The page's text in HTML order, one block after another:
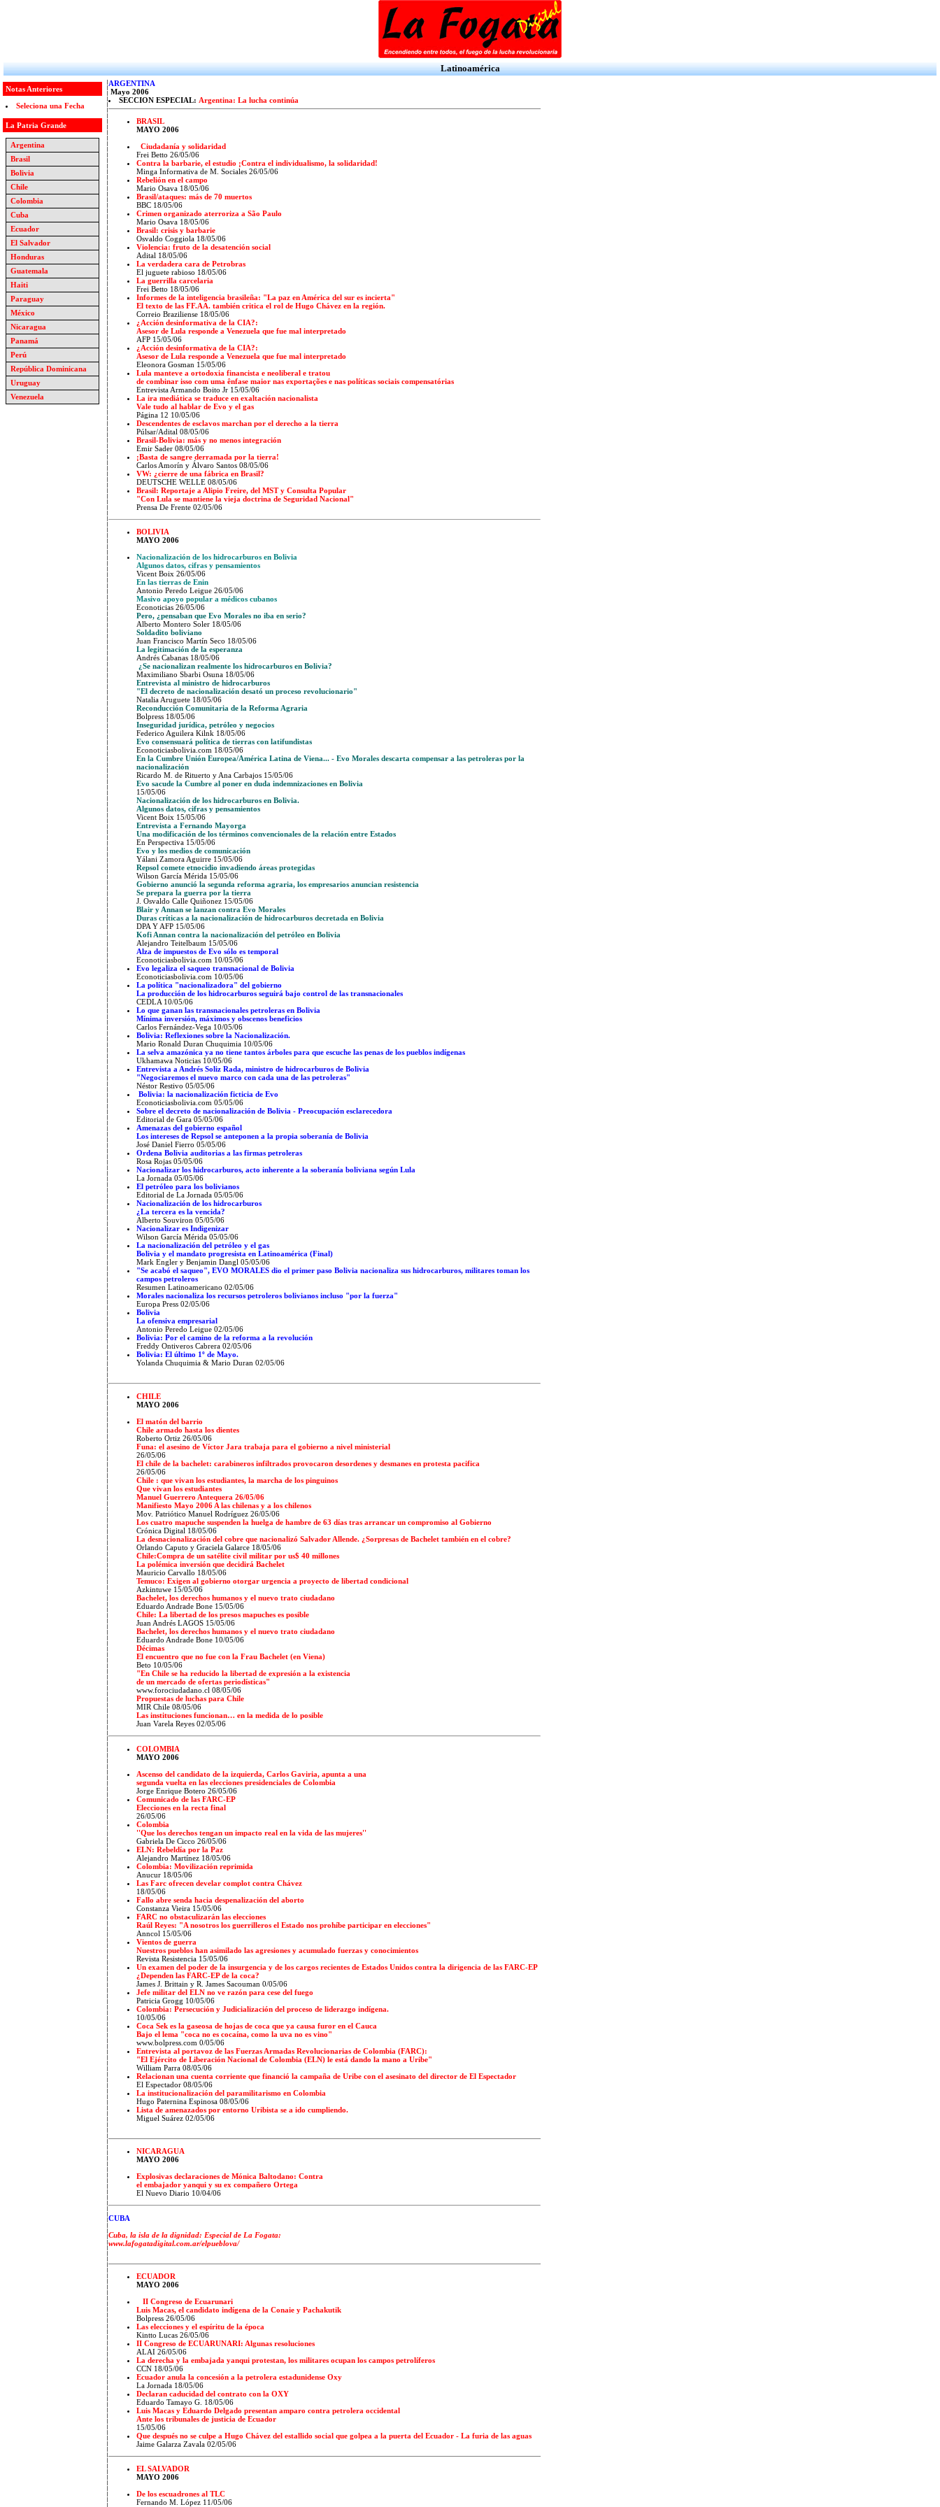
Latinoamérica
Notas Anteriores
Seleciona una Fecha
La Patria Grande
Argentina
Brasil
Bolivia
Chile
Colombia
Cuba
Ecuador
El Salvador
Honduras
Guatemala
Haiti
Paraguay
México
Nicaragua
Panamá
Perú
República Dominicana
Uruguay
Venezuela
ARGENTINA
Mayo 2006
SECCION ESPECIAL: Argentina: La lucha continúa
BRASIL
MAYO 2006
Ciudadanía y solidaridad
Frei Betto 26/05/06
Contra la barbarie, el estudio ¡Contra el individualismo, la solidaridad!
Minga Informativa de M. Sociales 26/05/06
Rebelión en el campo
Mario Osava 18/05/06
Brasil/ataques: más de 70 muertos
BBC 18/05/06
Crimen organizado aterroriza a São Paulo
Mario Osava 18/05/06
Brasil: crisis y barbarie
Osvaldo Coggiola 18/05/06
Violencia: fruto de la desatención social
Adital 18/05/06
La verdadera cara de Petrobras
El juguete rabioso 18/05/06
La guerrilla carcelaria
Frei Betto 18/05/06
Informes de la inteligencia brasileña: "La paz en América del sur es incierta"
El texto de las FF.AA. también critica el rol de Hugo Chávez en la región.
Correio Braziliense 18/05/06
¿Acción desinformativa de la CIA?:
Asesor de Lula responde a Venezuela que fue mal interpretado
AFP 15/05/06
¿Acción desinformativa de la CIA?:
Asesor de Lula responde a Venezuela que fue mal interpretado
Eleonora Gosman 15/05/06
Lula manteve a ortodoxia financista e neoliberal e tratou
de combinar isso com uma ênfase maior nas exportações e nas políticas sociais compensatórias
Entrevista Armando Boito Jr 15/05/06
La ira mediática se traduce en exaltación nacionalista
Vale tudo al hablar de Evo y el gas
Página 12 10/05/06
Descendentes de esclavos marchan por el derecho a la tierra
Púlsar/Adital 08/05/06
Brasil-Bolivia: más y no menos integración
Emir Sader 08/05/06
¡Basta de sangre derramada por la tierra!
Carlos Amorín y Álvaro Santos 08/05/06
VW: ¿cierre de una fábrica en Brasil?
DEUTSCHE WELLE 08/05/06
Brasil: Reportaje a Alipio Freire, del MST y Consulta Popular
"Con Lula se mantiene la vieja doctrina de Seguridad Nacional"
Prensa De Frente 02/05/06
BOLIVIA
MAYO 2006
Nacionalización de los hidrocarburos en Bolivia
Algunos datos, cifras y pensamientos
Vicent Boix 26/05/06
En las tierras de Enin
Antonio Peredo Leigue 26/05/06
Masivo apoyo popular a médicos cubanos
Econoticias 26/05/06
Pero, ¿pensaban que Evo Morales no iba en serio?
Alberto Montero Soler 18/05/06
Soldadito boliviano
Juan Francisco Martín Seco 18/05/06
La legitimación de la esperanza
Andrés Cabanas 18/05/06
¿Se nacionalizan realmente los hidrocarburos en Bolivia?
Maximiliano Sbarbi Osuna 18/05/06
Entrevista al ministro de hidrocarburos
"El decreto de nacionalización desató un proceso revolucionario"
Natalia Aruguete 18/05/06
Reconducción Comunitaria de la Reforma Agraria
Bolpress 18/05/06
Inseguridad jurídica, petróleo y negocios
Federico Aguilera Kilnk 18/05/06
Evo consensuará política de tierras con latifundistas
Econoticiasbolivia.com 18/05/06
En la Cumbre Unión Europea/América Latina de Viena... - Evo Morales descarta compensar a las petroleras por la
nacionalización
Ricardo M. de Rituerto y Ana Carbajos 15/05/06
Evo sacude la Cumbre al poner en duda indemnizaciones en Bolivia
15/05/06
Nacionalización de los hidrocarburos en Bolivia.
Algunos datos, cifras y pensamientos
Vicent Boix 15/05/06
Entrevista a Fernando Mayorga
Una modificación de los términos convencionales de la relación entre Estados
En Perspectiva 15/05/06
Evo y los medios de comunicación
Yálani Zamora Aguirre 15/05/06
Repsol comete etnocidio invadiendo áreas protegidas
Wilson García Mérida 15/05/06
Gobierno anunció la segunda reforma agraria, los empresarios anuncian resistencia
Se prepara la guerra por la tierra
J. Osvaldo Calle Quiñonez 15/05/06
Blair y Annan se lanzan contra Evo Morales
Duras críticas a la nacionalización de hidrocarburos decretada en Bolivia
DPA Y AFP 15/05/06
Kofi Annan contra la nacionalización del petróleo en Bolivia
Alejandro Teitelbaum 15/05/06
Alza de impuestos de Evo sólo es temporal
Econoticiasbolivia.com 10/05/06
Evo legaliza el saqueo transnacional de Bolivia
Econoticiasbolivia.com 10/05/06
La política "nacionalizadora" del gobierno
La producción de los hidrocarburos seguirá bajo control de las transnacionales
CEDLA 10/05/06
Lo que ganan las transnacionales petroleras en Bolivia
Mínima inversión, máximos y obscenos beneficios
Carlos Fernández-Vega 10/05/06
Bolivia: Reflexiones sobre la Nacionalización.
Mario Ronald Duran Chuquimia 10/05/06
La selva amazónica ya no tiene tantos árboles para que escuche las penas de los pueblos indígenas
Ukhamawa Noticias 10/05/06
Entrevista a Andrés Soliz Rada, ministro de hidrocarburos de Bolivia
"Negociaremos el nuevo marco con cada una de las petroleras"
Néstor Restivo 05/05/06
Bolivia: la nacionalización ficticia de Evo
Econoticiasbolivia.com 05/05/06
Sobre el decreto de nacionalización de Bolivia - Preocupación esclarecedora
Editorial de Gara 05/05/06
Amenazas del gobierno español
Los intereses de Repsol se anteponen a la propia soberanía de Bolivia
José Daniel Fierro 05/05/06
Ordena Bolivia auditorias a las firmas petroleras
Rosa Rojas 05/05/06
Nacionalizar los hidrocarburos, acto inherente a la soberanía boliviana según Lula
La Jornada 05/05/06
El petróleo para los bolivianos
Editorial de La Jornada 05/05/06
Nacionalización de los hidrocarburos
¿La tercera es la vencida?
Alberto Souviron 05/05/06
Nacionalizar es Indigenizar
Wilson García Mérida 05/05/06
La nacionalización del petróleo y el gas
Bolivia y el mandato progresista en Latinoamérica (Final)
Mark Engler y Benjamin Dangl 05/05/06
"Se acabó el saqueo", EVO MORALES dio el primer paso Bolivia nacionaliza sus hidrocarburos, militares toman los
campos petroleros
Resumen Latinoamericano 02/05/06
Morales nacionaliza los recursos petroleros bolivianos incluso "por la fuerza"
Europa Press 02/05/06
Bolivia
La ofensiva empresarial
Antonio Peredo Leigue 02/05/06
Bolivia: Por el camino de la reforma a la revolución
Freddy Ontiveros Cabrera 02/05/06
Bolivia: El último 1º de Mayo.
Yolanda Chuquimia & Mario Duran 02/05/06
CHILE
MAYO 2006
El matón del barrio
Chile armado hasta los dientes
Roberto Ortiz 26/05/06
Funa: el asesino de Víctor Jara trabaja para el gobierno a nivel ministerial
26/05/06
El chile de la bachelet: carabineros infiltrados provocaron desordenes y desmanes en protesta pacifica
26/05/06
Chile : que vivan los estudiantes, la marcha de los pinguinos
Que vivan los estudiantes
Manuel Guerrero Antequera 26/05/06
Manifiesto Mayo 2006 A las chilenas y a los chilenos
Mov. Patriótico Manuel Rodríguez 26/05/06
Los cuatro mapuche suspenden la huelga de hambre de 63 días tras arrancar un compromiso al Gobierno
Crónica Digital 18/05/06
La desnacionalización del cobre que nacionalizó Salvador Allende. ¿Sorpresas de Bachelet también en el cobre?
Orlando Caputo y Graciela Galarce 18/05/06
Chile:Compra de un satélite civil militar por us$ 40 millones
La polémica inversión que decidirá Bachelet
Mauricio Carvallo 18/05/06
Temuco: Exigen al gobierno otorgar urgencia a proyecto de libertad condicional
Azkintuwe 15/05/06
Bachelet, los derechos humanos y el nuevo trato ciudadano
Eduardo Andrade Bone 15/05/06
Chile: La libertad de los presos mapuches es posible
Juan Andrés LAGOS 15/05/06
Bachelet, los derechos humanos y el nuevo trato ciudadano
Eduardo Andrade Bone 10/05/06
Décimas
El encuentro que no fue con la Frau Bachelet (en Viena)
Beto 10/05/06
"En Chile se ha reducido la libertad de expresión a la existencia
de un mercado de ofertas periodísticas"
www.forociudadano.cl 08/05/06
Propuestas de luchas para Chile
MIR Chile 08/05/06
Las instituciones funcionan… en la medida de lo posible
Juan Varela Reyes 02/05/06
COLOMBIA
MAYO 2006
Ascenso del candidato de la izquierda, Carlos Gaviria, apunta a una
segunda vuelta en las elecciones presidenciales de Colombia
Jorge Enrique Botero 26/05/06
Comunicado de las FARC-EP
Elecciones en la recta final
26/05/06
Colombia
''Que los derechos tengan un impacto real en la vida de las mujeres''
Gabriela De Cicco 26/05/06
ELN: Rebeldía por la Paz
Alejandro Martínez 18/05/06
Colombia: Movilización reprimida
Anucur 18/05/06
Las Farc ofrecen develar complot contra Chávez
18/05/06
Fallo abre senda hacia despenalización del aborto
Constanza Vieira 15/05/06
FARC no obstaculizarán las elecciones
Raúl Reyes: "A nosotros los guerrilleros el Estado nos prohíbe participar en elecciones"
Anncol 15/05/06
Vientos de guerra
Nuestros pueblos han asimilado las agresiones y acumulado fuerzas y conocimientos
Revista Resistencia 15/05/06
Un examen del poder de la insurgencia y de los cargos recientes de Estados Unidos contra la dirigencia de las FARC-EP
¿Dependen las FARC-EP de la coca?
James J. Brittain y R. James Sacouman 0/05/06
Jefe militar del ELN no ve razón para cese del fuego
Patricia Grogg 10/05/06
Colombia: Persecución y Judicialización del proceso de liderazgo indígena.
10/05/06
Coca Sek es la gaseosa de hojas de coca que ya causa furor en el Cauca
Bajo el lema "coca no es cocaína, como la uva no es vino"
www.bolpress.com 0/05/06
Entrevista al portavoz de las Fuerzas Armadas Revolucionarias de Colombia (FARC):
"El Ejército de Liberación Nacional de Colombia (ELN) le está dando la mano a Uribe"
William Parra 08/05/06
Relacionan una cuenta corriente que financió la campaña de Uribe con el asesinato del director de El Espectador
El Espectador 08/05/06
La institucionalización del paramilitarismo en Colombia
Hugo Paternina Espinosa 08/05/06
Lista de amenazados por entorno Uribista se a ido cumpliendo.
Miguel Suárez 02/05/06
NICARAGUA
MAYO 2006
Explosivas declaraciones de Mónica Baltodano: Contra
el embajador yanqui y su ex compañero Ortega
El Nuevo Diario 10/04/06
CUBA
Cuba, la isla de la dignidad: Especial de La Fogata:
www.lafogatadigital.com.ar/elpueblova/
ECUADOR
MAYO 2006
II Congreso de Ecuarunari
Luis Macas, el candidato indígena de la Conaie y Pachakutik
Bolpress 26/05/06
Las elecciones y el espíritu de la época
Kintto Lucas 26/05/06
II Congreso de ECUARUNARI: Algunas resoluciones
ALAI 26/05/06
La derecha y la embajada yanqui protestan, los militares ocupan los campos petrolíferos
CCN 18/05/06
Ecuador anula la concesión a la petrolera estadunidense Oxy
La Jornada 18/05/06
Declaran caducidad del contrato con la OXY
Eduardo Tamayo G. 18/05/06
Luis Macas y Eduardo Delgado presentan amparo contra petrolera occidental
Ante los tribunales de justicia de Ecuador
15/05/06
Que después no se culpe a Hugo Chávez del estallido social que golpea a la puerta del Ecuador - La furia de las aguas
Jaime Galarza Zavala 02/05/06
EL SALVADOR
MAYO 2006
De los escuadrones al TLC
Fernando M. López 11/05/06